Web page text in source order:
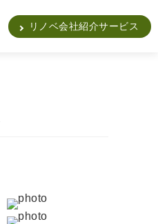
リノベ会社紹介サービス